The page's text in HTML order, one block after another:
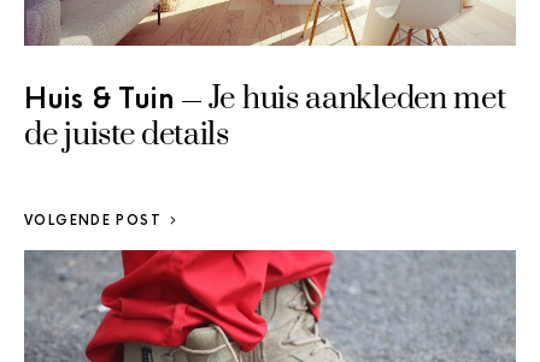
Huis & Tuin
Je huis aankleden met
de juiste details
VOLGENDE POST